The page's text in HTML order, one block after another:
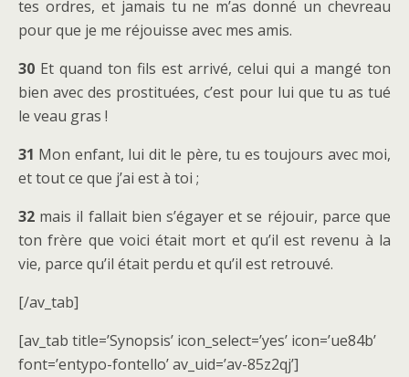
tes ordres, et jamais tu ne m’as donné un chevreau
pour que je me réjouisse avec mes amis.
30 Et quand ton fils est arrivé, celui qui a mangé ton
bien avec des prostituées, c’est pour lui que tu as tué
le veau gras !
31 Mon enfant, lui dit le père, tu es toujours avec moi,
et tout ce que j’ai est à toi ;
32 mais il fallait bien s’égayer et se réjouir, parce que
ton frère que voici était mort et qu’il est revenu à la
vie, parce qu’il était perdu et qu’il est retrouvé.
[/av_tab]
[av_tab title=’Synopsis’ icon_select=’yes’ icon=’ue84b’
font=’entypo-fontello’ av_uid=’av-85z2qj’]